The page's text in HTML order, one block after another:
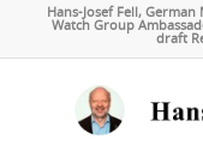
Hans-Josef Fell,
Watch Group
draft